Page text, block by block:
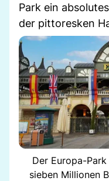
Park ein
der pittoresken
Der Europa-
sieben Millionen